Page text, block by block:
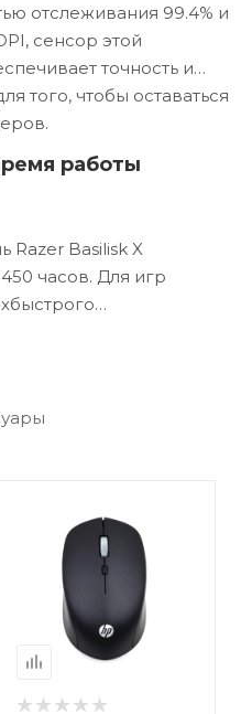
отслеживания 99.4% и
сенсор этой
точность и
того, чтобы оставаться
работы
Basilisk X
часов. Для игр